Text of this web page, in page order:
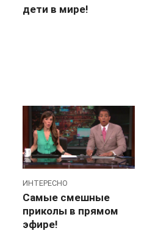
дети в мире!
ИНТЕРЕСНО
Самые смешные
приколы в прямом
эфире!